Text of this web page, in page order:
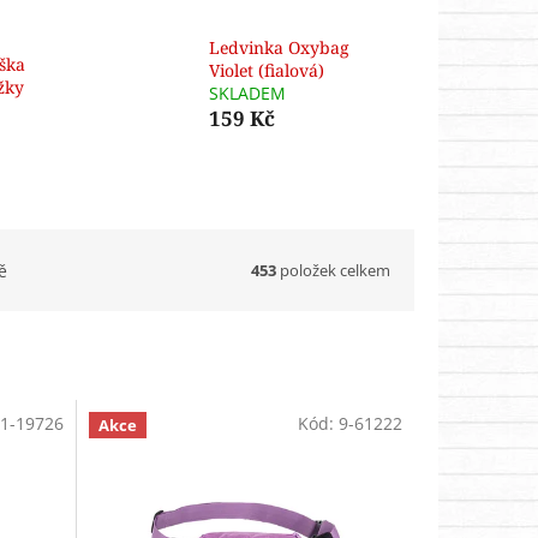
Ledvinka Oxybag
Violet (fialová)
SKLADEM
159 Kč
453 položek celkem
1-19726 Akce Kód: 9-61222